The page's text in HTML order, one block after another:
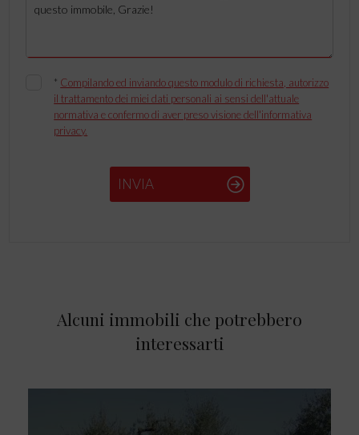
* Compilando ed inviando questo modulo di richiesta, autorizzo
il trattamento dei miei dati personali ai sensi dell'attuale
normativa e confermo di aver preso visione dell'informativa
privacy.
INVIA
Alcuni immobili che potrebbero
interessarti